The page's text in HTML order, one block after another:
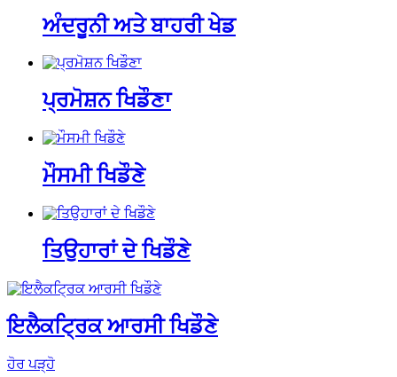
ਅੰਦਰੂਨੀ ਅਤੇ ਬਾਹਰੀ ਖੇਡ
ਪ੍ਰਮੋਸ਼ਨ ਖਿਡੌਣਾ
ਮੌਸਮੀ ਖਿਡੌਣੇ
ਤਿਉਹਾਰਾਂ ਦੇ ਖਿਡੌਣੇ
ਇਲੈਕਟ੍ਰਿਕ ਆਰਸੀ ਖਿਡੌਣੇ
ਹੋਰ ਪੜ੍ਹੋ